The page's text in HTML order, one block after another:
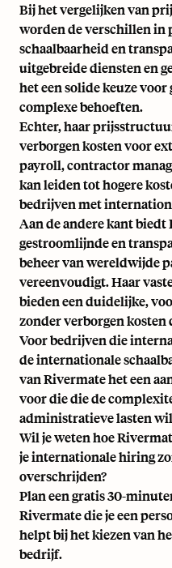
Bij het vergelijken van
worden de verschillen in
schaalbaarheid en
uitgebreide diensten en
het een solide keuze
complexe behoeften.
Echter, haar
verborgen kosten voor
payroll, contractor
kan leiden tot hogere
bedrijven met
Aan de andere kant biedt
gestroomlijnde en
beheer van wereldwijde
vereenvoudigt. Haar
bieden een duidelijke,
zonder verborgen kosten
Voor bedrijven die
de internationale
van Rivermate het een
voor die die de
administratieve lasten
Wil je weten hoe
je internationale hiring
overschrijden?
Plan een gratis 30-
Rivermate die je een
helpt bij het kiezen van
bedrijf.